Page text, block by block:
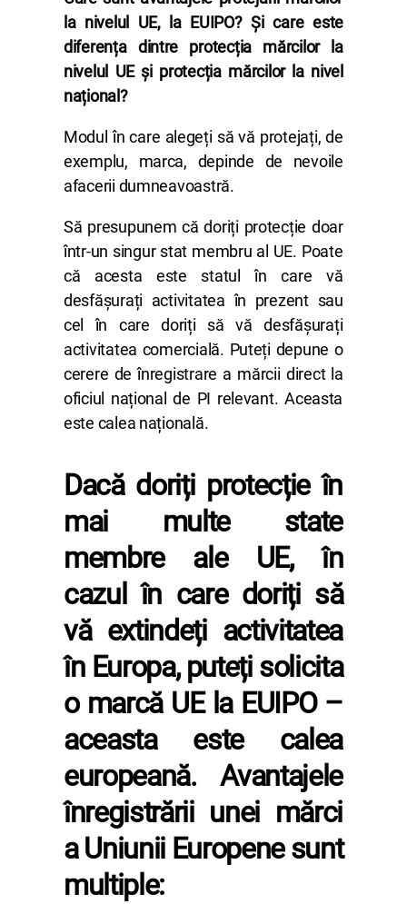
la nivelul UE, la EUIPO? Și care este
diferența dintre protecția mărcilor la
nivelul UE și protecția mărcilor la nivel
național?
Modul în care alegeți să vă protejați, de
exemplu, marca, depinde de nevoile
afacerii dumneavoastră.
Să presupunem că doriți protecție doar
într-un singur stat membru al UE. Poate
că acesta este statul în care vă
desfășurați activitatea în prezent sau
cel în care doriți să vă desfășurați
activitatea comercială. Puteți depune o
cerere de înregistrare a mărcii direct la
oficiul național de PI relevant. Aceasta
este calea națională.
Dacă doriți protecție în
mai multe state
membre ale UE, în
cazul în care doriți să
vă extindeți activitatea
în Europa, puteți solicita
o marcă UE la EUIPO –
aceasta este calea
europeană. Avantajele
înregistrării unei mărci
a Uniunii Europene sunt
multiple: